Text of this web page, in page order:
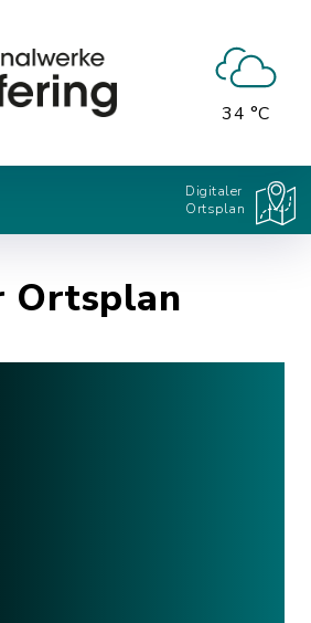
34 °C
Digitaler
Ortsplan
Ortsplan